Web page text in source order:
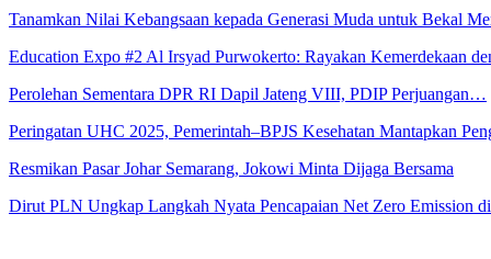
Tanamkan Nilai Kebangsaan kepada Generasi Muda untuk Bekal
Education Expo #2 Al Irsyad Purwokerto: Rayakan Kemerdekaan
Perolehan Sementara DPR RI Dapil Jateng VIII, PDIP Perjuangan…
Peringatan UHC 2025, Pemerintah–BPJS Kesehatan Mantapkan
Resmikan Pasar Johar Semarang, Jokowi Minta Dijaga Bersama
Dirut PLN Ungkap Langkah Nyata Pencapaian Net Zero Emission